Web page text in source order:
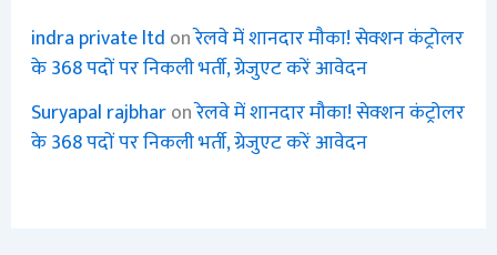
indra private ltd onरेलवे में शानदार मौका! सेक्शन कंट्रोलर
के 368 पदों पर निकली भर्ती, ग्रेजुएट करें आवेदन
Suryapal rajbharonरेलवे में शानदार मौका! सेक्शन कंट्रोलर
के 368 पदों पर निकली भर्ती, ग्रेजुएट करें आवेदन